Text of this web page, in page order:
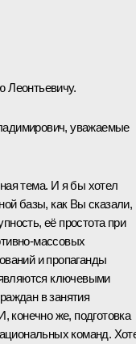
Леонтьевичу.
уважаемые
тема. И я бы хотел
базы, как Вы сказали,
её простота при
массовых
и пропаганды
ключевыми
в занятия
конечно же, подготовка
команд.